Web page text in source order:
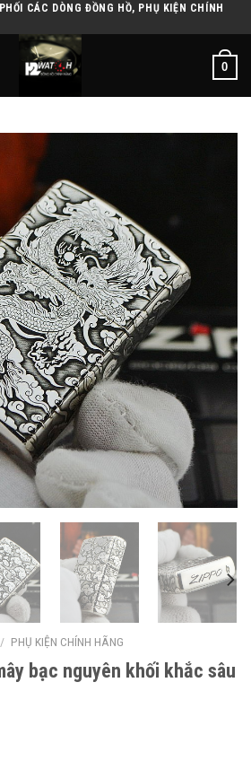
CÁC DÒNG ĐỒNG HỒ, PHỤ KIỆN CHÍNH
0
/ PHỤ KIỆN CHÍNH HÃNG
bạc nguyên khối khắc sâu